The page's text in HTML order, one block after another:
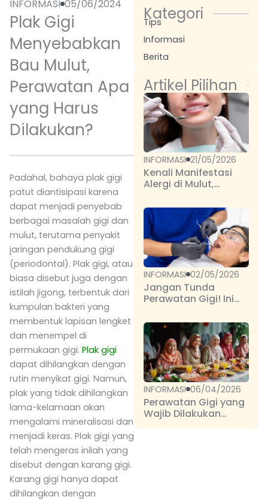
INFORMASI 05/06/2024
Plak Gigi
Menyebabkan
Bau Mulut,
Perawatan Apa
yang Harus
Dilakukan?
Padahal, bahaya plak gigi
patut diantisipasi karena
dapat menjadi penyebab
berbagai masalah gigi dan
mulut, terutama penyakit
jaringan pendukung gigi
(periodontal). Plak gigi, atau
biasa disebut juga dengan
istilah jigong, terbentuk dari
kumpulan bakteri yang
membentuk lapisan lengket
dan menempel di
permukaan gigi. Plak gigi
dapat dihilangkan dengan
rutin menyikat gigi. Namun,
plak yang tidak dihilangkan
lama-kelamaan akan
mengalami mineralisasi dan
menjadi keras. Plak gigi yang
telah mengeras inilah yang
disebut dengan karang gigi.
Karang gigi hanya dapat
dihilangkan dengan
Kategori
Tips
Informasi
Berita
Artikel Pilihan
INFORMASI 21/05/2026
Kenali Manifestasi
Alergi di Mulut,
Serius
INFORMASI 02/05/2026
Jangan Tunda
Perawatan Gigi! Ini
Dasar yang Penting
dan Umum Dilakukan
INFORMASI 06/04/2026
Perawatan Gigi yang
Wajib Dilakukan